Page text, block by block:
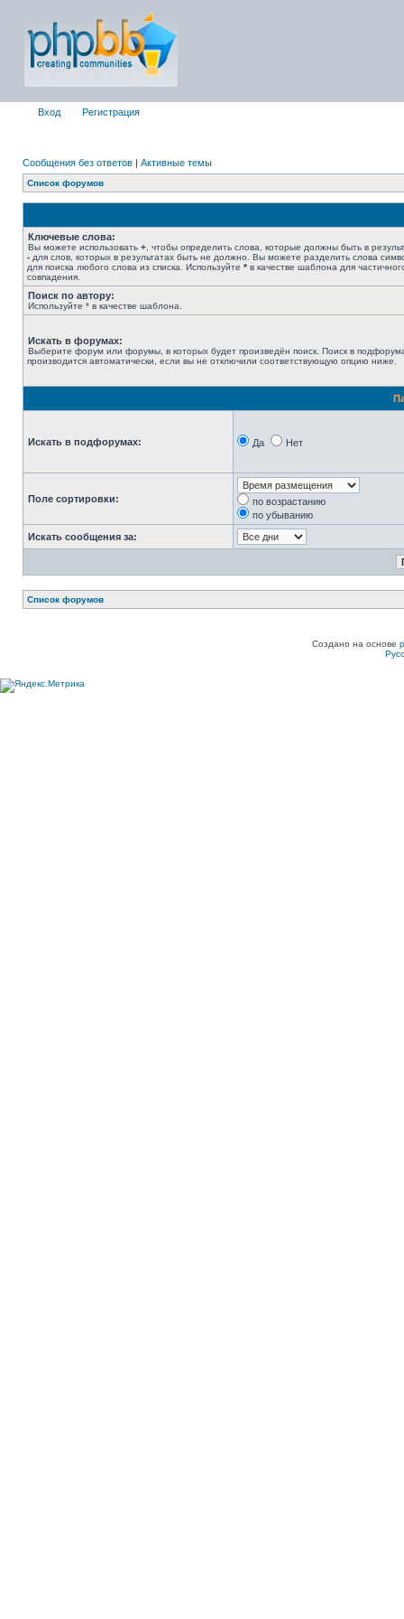
Вход Регистрация
Сообщения без ответов | Активные темы
Список форумов
Ключевые слова:
Вы можете использовать + , чтобы определить слова, которые должны быть в
- для слов, которых в результатах быть не должно. Вы можете разделить слова
для поиска любого слова из списка. Используйте * в качестве шаблона для
совпадения.
Поиск по автору:
Используйте * в качестве шаблона.
Искать в форумах:
Выберите форум или форумы, в которых будет произведён поиск. Поиск в
производится автоматически, если вы не отключили соответствующую опцию ниже.
Искать в подфорумах: Да Нет
Поле сортировки:
по возрастанию
по убыванию
Искать сообщения за:
Список форумов
Создано на основе